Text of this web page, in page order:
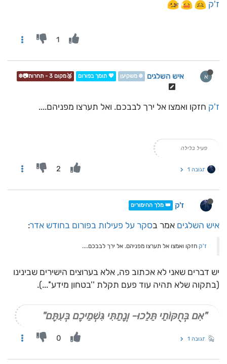
ז'ק
1
א איש השלגים ❄️ משקיען 💖 תומך בפורום 🥉מקום 3 - תחרות📷❄️
ז'ק חזקו ואמצו אל ירך לבבכם. ואל תערצו מפניהם....
פעיל בלילה
תגובה 1 2
ז'ק 👑 מלך ההימורים
איש השלגים אמר בסקר על פעילות בפורום בחודש אדר:
ז'ק חזקו ואמצו אל תערצו מפניהם. אל ירך לבבכם....
יש דברים שאני לא אכתוב פה, אלא בערוצים הישירים שבינינו
(בתקוה שלא תהיה עוד פעם תקלת ''בטחון מידע''...).
"אִם בְּחֻקּוֹתַי תֵּלֵכוּ- וְנָתַתִּי גִּשְׁמֵיכֶם בְּעִתָּם"
תגובה 1 0